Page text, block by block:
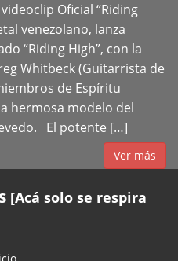
Oficial “Riding
venezolano, lanza
“Riding High”, con la
Whitbeck (Guitarrista de
de Espíritu
hermosa modelo del
El potente […]
Ver más
[Acá solo se respira